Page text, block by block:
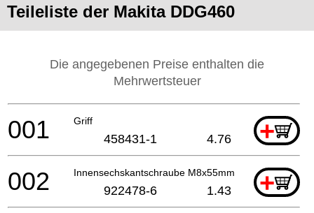
Teileliste der Makita DDG460
Die angegebenen Preise enthalten die
Mehrwertsteuer
Griff +
001 458431-1 4.76
Innensechskantschraube M8x55mm DDG460
+
002 922478-6 1.43